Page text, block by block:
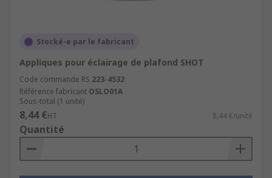
Stocké-e par le fabricant
Appliques pour éclairage de plafond SHOT
Code commande RS 223-4532
Référence fabricant OSLO01A
Sous-total (1 unité)
8,44 €HT 8,44 €/unité
Quantité